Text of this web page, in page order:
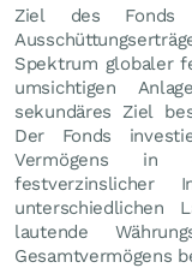
Ziel des
Spektrum globaler
umsichtigen
sekundäres Ziel
Der Fonds
Vermögens in
festverzinslicher
unterschiedlichen
lautende
Gesamtvermögens